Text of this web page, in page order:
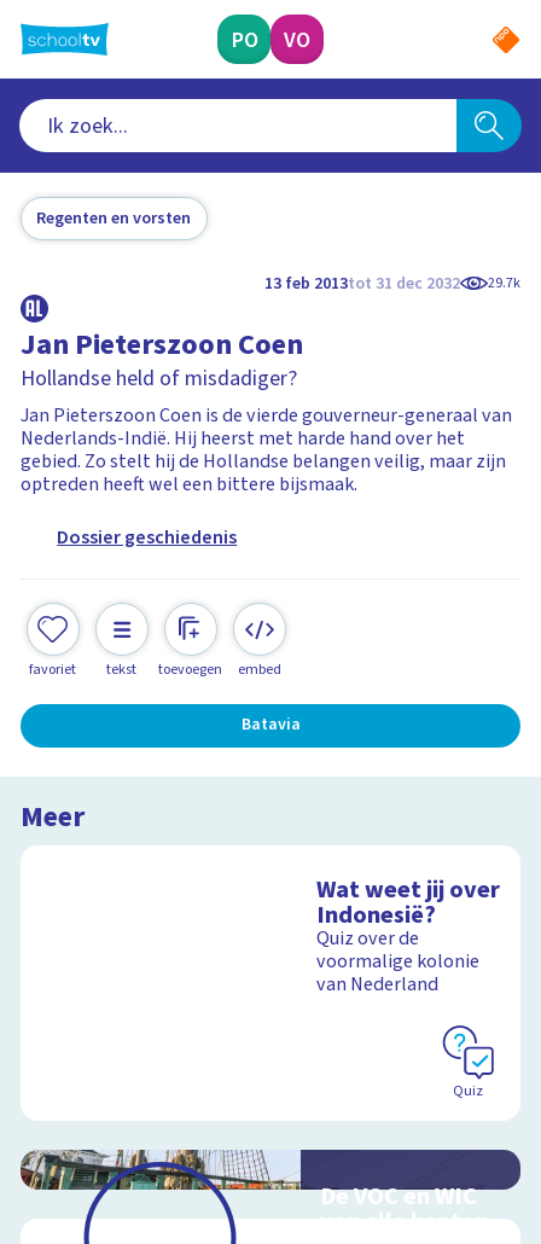
naar
hoofdinhoud
PO VO
Regenten en vorsten
13 feb 2013tot 31 dec 2032 29.7k
Jan Pieterszoon Coen
Hollandse held of misdadiger?
Jan Pieterszoon Coen is de vierde gouverneur-generaal van
Nederlands-Indië. Hij heerst met harde hand over het
gebied. Zo stelt hij de Hollandse belangen veilig, maar zijn
optreden heeft wel een bittere bijsmaak.
Dossier geschiedenis
favoriet tekst toevoegen embed
Batavia
Meer
Wat weet jij over
Indonesië?
Quiz over de
voormalige kolonie
van Nederland
Quiz
De VOC en WIC
van alle kanten